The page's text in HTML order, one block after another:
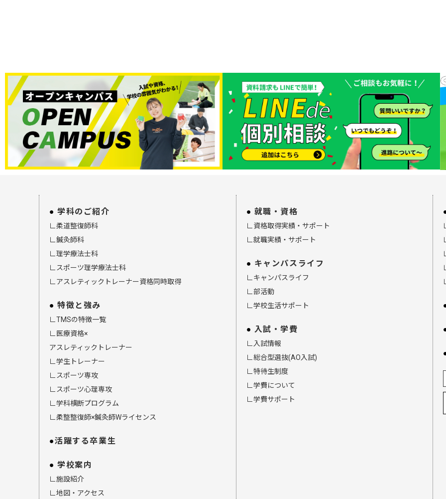
学科のご紹介
∟柔道整復師科
∟鍼灸師科
∟理学療法士科
∟スポーツ理学療法士科
∟アスレティックトレーナー資格同時取得
特徴と強み
∟TMSの特徴一覧
∟医療資格×
アスレティックトレーナー
∟学生トレーナー
∟スポーツ専攻
∟スポーツ心理専攻
∟学科横断プログラム
∟柔整整復師×鍼灸師Wライセンス
活躍する卒業生
学校案内
∟施設紹介
∟地図・アクセス
就職・資格
∟資格取得実績・サポート
∟就職実績・サポート
キャンパスライフ
∟キャンパスライフ
∟部活動
∟学校生活サポート
入試・学費
∟入試情報
∟総合型選抜(AO入試)
∟特待生制度
∟学費について
∟学費サポート